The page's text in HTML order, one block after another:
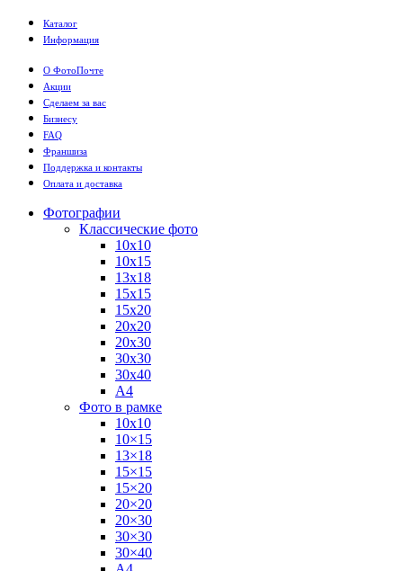
Каталог
Информация
О ФотоПочте
Акции
Сделаем за вас
Бизнесу
FAQ
Франшиза
Поддержка и контакты
Оплата и доставка
Фотографии
Классические фото
10х10
10х15
13х18
15х15
15х20
20х20
20х30
30х30
30х40
А4
Фото в рамке
10х10
10×15
13×18
15×15
15×20
20×20
20×30
30×30
30×40